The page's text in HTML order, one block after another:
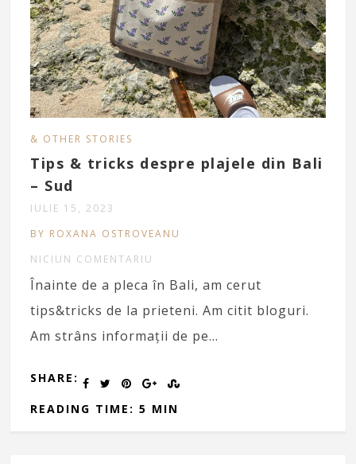
& OTHER STORIES
Tips & tricks despre plajele din Bali
– Sud
IULIE 15, 2023
BY ROXANA OSTROVEANU
NICIUN COMENTARIU
Înainte de a pleca în Bali, am cerut
tips&tricks de la prieteni. Am citit bloguri.
Am strâns informații de pe…
SHARE:
READING TIME: 5 MIN